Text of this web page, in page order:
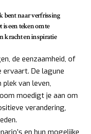
bent naar verfrissing
is een teken om te
kracht en inspiratie
de eenzaamheid, of
ervaart. De lagune
van leven,
moedigt je aan om
verandering,